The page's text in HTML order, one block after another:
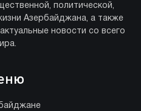
политической,
Азербайджана, а также
новости со всего